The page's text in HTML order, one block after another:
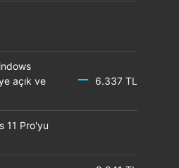
açık ve
6.337 TL
11 Pro'yu